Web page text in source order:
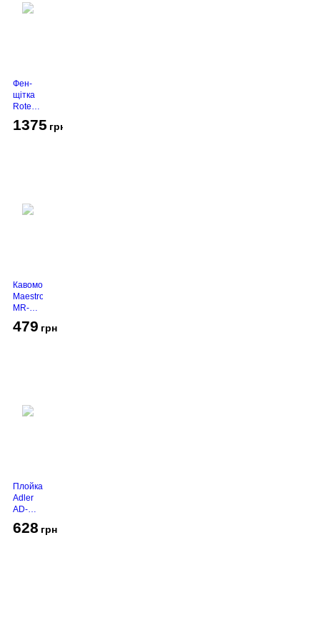
Фен-
щітка
Rotex
RHC-
490-T
1375 грн
Кавомолка
Maestro
MR-
450
Grey
479 грн
Плойка
Adler
AD-
2116
628 грн